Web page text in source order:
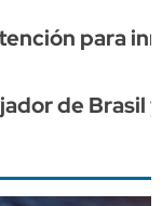
para
de